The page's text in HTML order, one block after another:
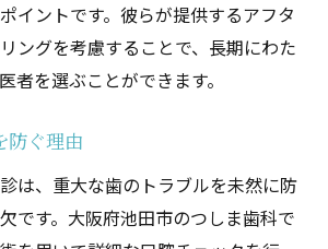
イントです。彼らが提供するアフタ
ングを考慮することで、長期にわた
者を選ぶことができます。
防ぐ理由
は、重大な歯のトラブルを未然に防
です。大阪府池田市のつしま歯科で